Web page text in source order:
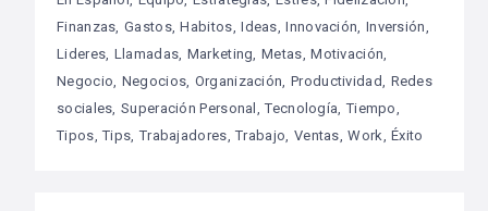
Finanzas Gastos Habitos Ideas Innovación Inversión
Lideres Llamadas Marketing Metas Motivación
Negocio Negocios Organización Productividad Redes
sociales Superación Personal Tecnología Tiempo
Tipos Tips Trabajadores Trabajo Ventas Work Éxito